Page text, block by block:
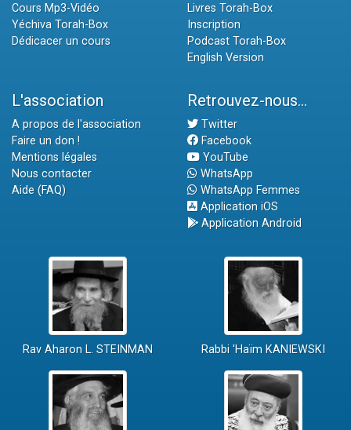
Cours Mp3-Vidéo
Yéchiva Torah-Box
Dédicacer un cours
Livres Torah-Box
Inscription
Podcast Torah-Box
English Version
L'association
A propos de l'association
Faire un don !
Mentions légales
Nous contacter
Aide (FAQ)
Retrouvez-nous...
Twitter
Facebook
YouTube
WhatsApp
WhatsApp Femmes
Application iOS
Application Android
Rav Aharon L. STEINMAN Rabbi 'Haïm KANIEWSKI